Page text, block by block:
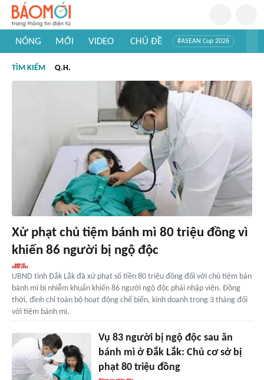
NÓNG MỚI VIDEO CHỦ ĐỀ #ASEAN Cup 2026
#Khám phá thế giới
TÌM KIẾM Q.H.
Xử phạt chủ tiệm bánh mì 80 triệu đồng vì
khiến 86 người bị ngộ độc
UBND tỉnh Đắk Lắk đã xử phạt số tiền 80 triệu đồng đối với chủ tiệm bán
bánh mì bị nhiễm khuẩn khiến 86 người ngộ độc phải nhập viện. Đồng
thời, đình chỉ toàn bộ hoạt động chế biến, kinh doanh trong 3 tháng đối
với tiệm bánh mì.
Vụ 83 người bị ngộ độc sau ăn
bánh mì ở Đắk Lắk: Chủ cơ sở bị
phạt 80 triệu đồng